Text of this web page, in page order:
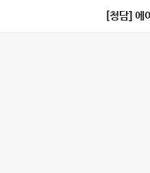
[청담] 에